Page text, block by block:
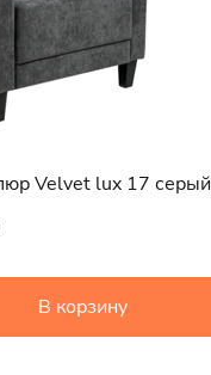
Velvet lux 17 серый
В корзину